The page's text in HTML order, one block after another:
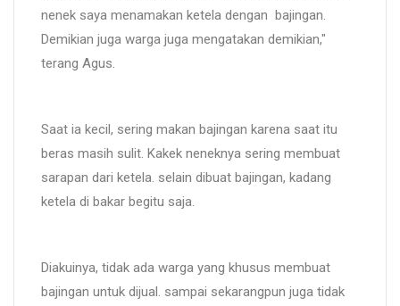
nenek saya menamakan ketela dengan bajingan.
Demikian juga warga juga mengatakan demikian,"
terang Agus.
Saat ia kecil, sering makan bajingan karena saat itu
beras masih sulit. Kakek neneknya sering membuat
sarapan dari ketela. selain dibuat bajingan, kadang
ketela di bakar begitu saja.
Diakuinya, tidak ada warga yang khusus membuat
bajingan untuk dijual. sampai sekarangpun juga tidak